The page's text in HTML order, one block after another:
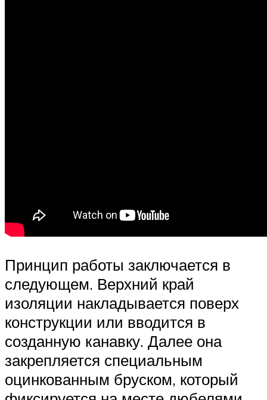
Принцип работы заключается в
следующем. Верхний край
изоляции накладывается поверх
конструкции или вводится в
созданную канавку. Далее она
закрепляется специальным
оцинкованным бруском, который